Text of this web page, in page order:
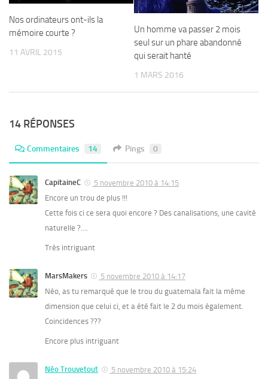
Nos ordinateurs ont-ils la
mémoire courte ?
11 AVRIL 2015
Un homme va passer 2 mois
seul sur un phare abandonné
qui serait hanté
1 MARS 2016
14 RÉPONSES
Commentaires 14 Pings 0
CapitaineC
5 novembre 2010 à 14:15
Encore un trou de plus !!!
Cette fois ci ce sera quoi encore ? Des canalisations, une cavité
naturelle ?….
Trés intriguant
MarsMakers
5 novembre 2010 à 14:17
Néo, as tu remarqué que le trou du guatemala fait la même
dimension que celui ci, et a été fait le 2 du mois également.
Coincidences ???
Encore plus intriguant
Néo Trouvetout
5 novembre 2010 à 15:24